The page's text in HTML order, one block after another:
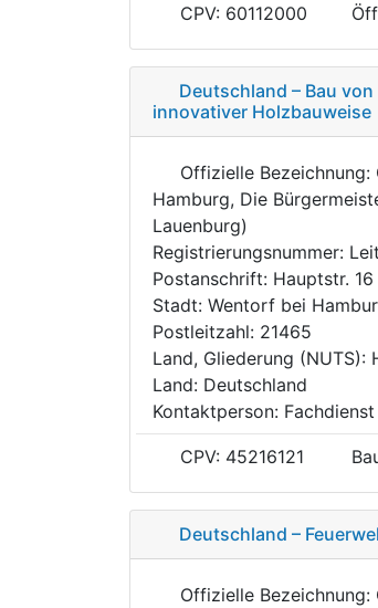
CPV: 60112000
Deutschland – Bau
innovativer Holzbauweise
Offizielle
Hamburg, Die
Lauenburg)
Registrierungsnummer:
Postanschrift: Hauptstr. 16
Stadt: Wentorf bei
Postleitzahl: 21465
Land, Gliederung (NUTS):
Land: Deutschland
Kontaktperson:
CPV: 45216121
Deutschland –
Offizielle